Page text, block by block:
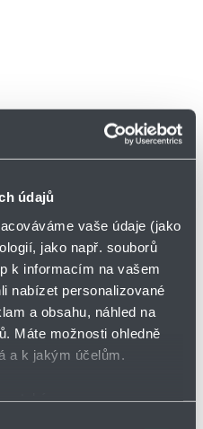
údajů
vaše údaje (jako
jako např. souborů
k informacím na vašem
nabízet personalizované
a obsahu, náhled na
Máte možnosti ohledně
a k jakým účelům.
poradenstvím a
s Vámi